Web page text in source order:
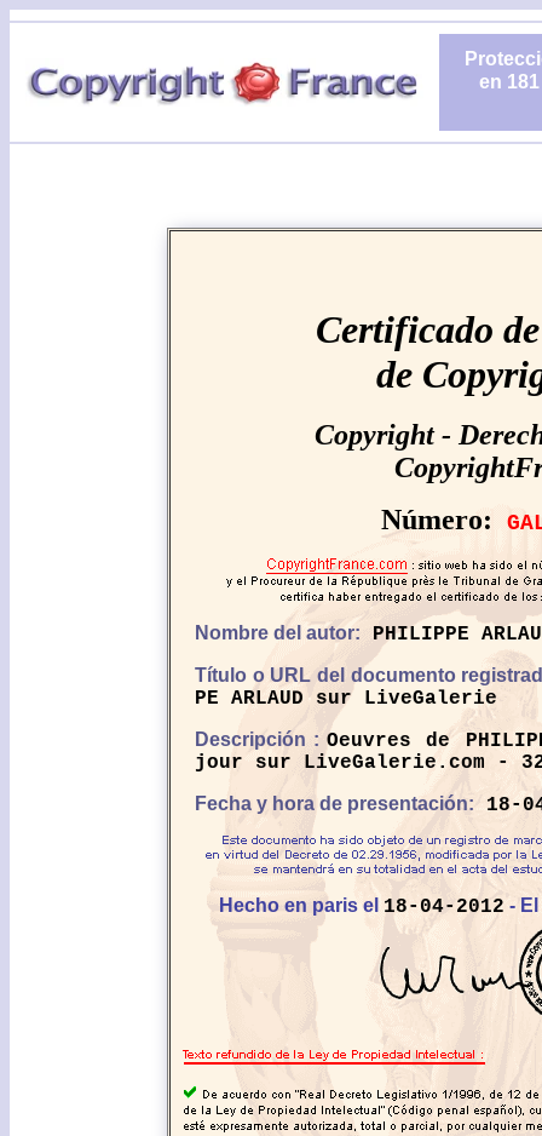
en
Certificado
de
Copyright -
Número:
Nombre del autor: PHILIPPE
Título o URL del documento
PE ARLAUD sur LiveGalerie
Descripción : Oeuvres de
jour sur LiveGalerie.com -
Fecha y hora de presentación:18-
Hecho en paris el 18-04-2012 -